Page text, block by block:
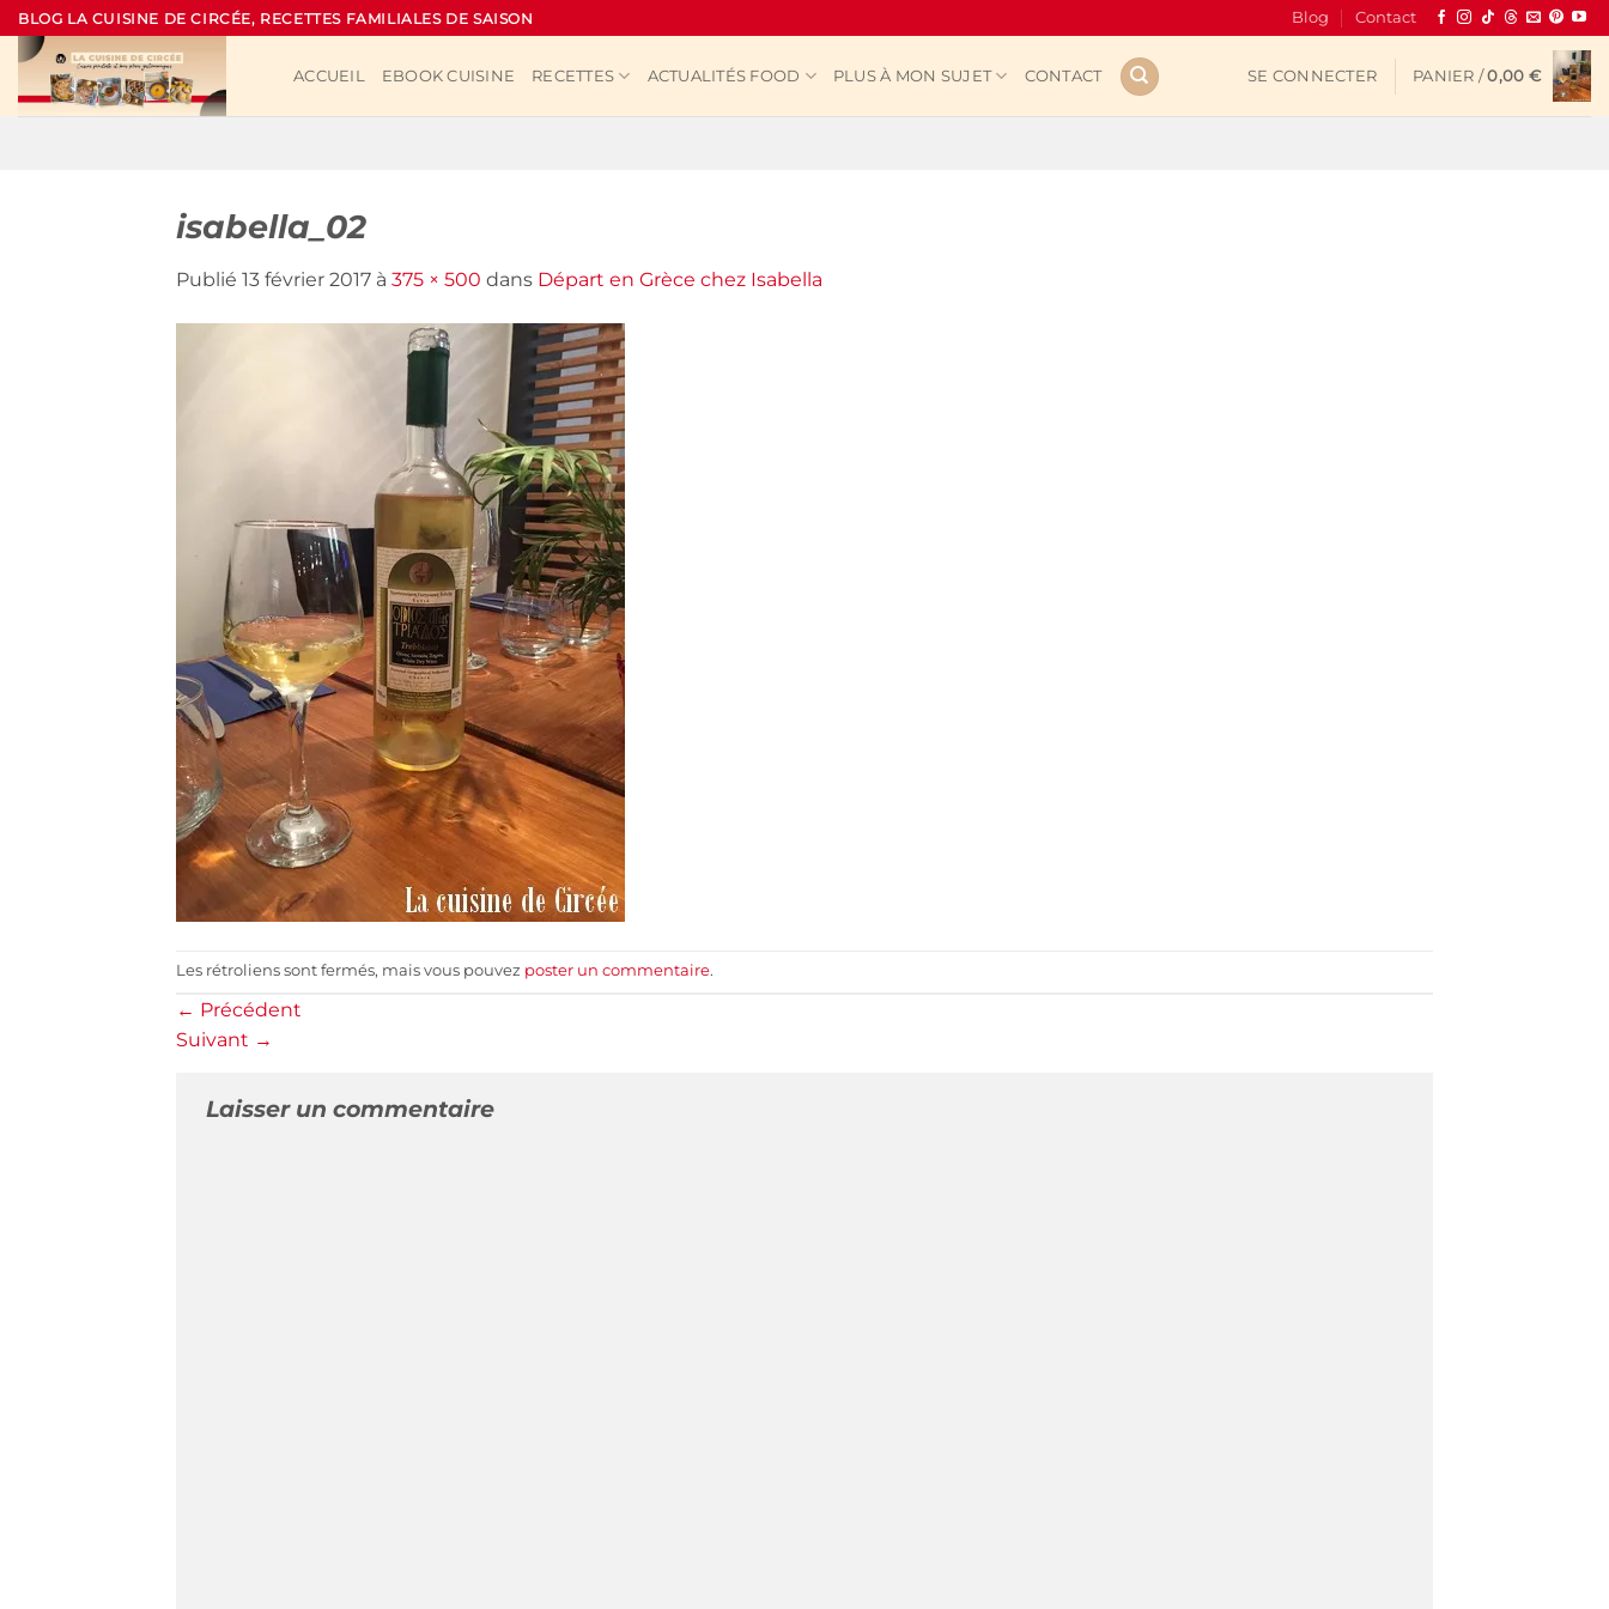
Passer
au
contenu
BLOG LA CUISINE DE CIRCÉE, RECETTES FAMILIALES DE SAISON Blog Contact
ACCUEIL EBOOK CUISINE RECETTES ACTUALITÉS FOOD PLUS À MON SUJET CONTACT SE CONNECTER PANIER /0,00 €
isabella_02
Publié 13 février 2017 à 375 × 500 dans Départ en Grèce chez Isabella
Les rétroliens sont fermés, mais vous pouvez poster un commentaire.
← Précédent
Suivant →
Laisser un commentaire